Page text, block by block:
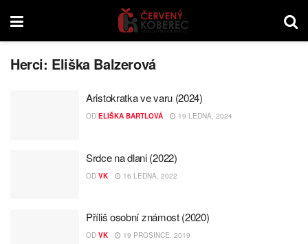
Herci: Eliška Balzerová
Aristokratka ve varu (2024)
OD ELIŠKA BARTLOVÁ 19 LEDNA, 2024
Srdce na dlani (2022)
OD VK 16 LEDNA, 2022
Příliš osobní známost (2020)
OD VK 19 PROSINCE, 2019